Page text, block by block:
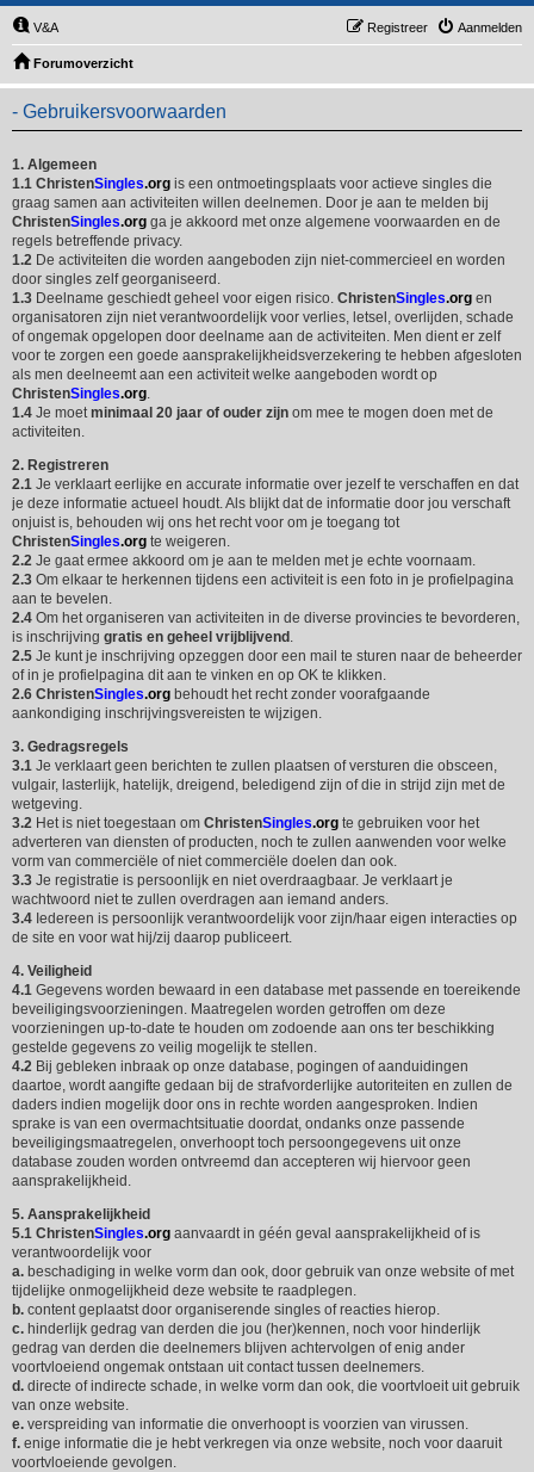
V&A Aanmelden
Registreer
Forumoverzicht
- Gebruikersvoorwaarden
1. Algemeen
1.1 ChristenSingles.org is een ontmoetingsplaats voor actieve singles die
graag samen aan activiteiten willen deelnemen. Door je aan te melden bij
ChristenSingles.org ga je akkoord met onze algemene voorwaarden en de
regels betreffende privacy.
1.2 De activiteiten die worden aangeboden zijn niet-commercieel en worden
door singles zelf georganiseerd.
1.3 Deelname geschiedt geheel voor eigen risico. ChristenSingles.org en
organisatoren zijn niet verantwoordelijk voor verlies, letsel, overlijden, schade
of ongemak opgelopen door deelname aan de activiteiten. Men dient er zelf
voor te zorgen een goede aansprakelijkheidsverzekering te hebben afgesloten
als men deelneemt aan een activiteit welke aangeboden wordt op
ChristenSingles.org.
1.4 Je moetminimaal 20 jaar of ouder zijn om mee te mogen doen met de
activiteiten.
2. Registreren
2.1 Je verklaart eerlijke en accurate informatie over jezelf te verschaffen en dat
je deze informatie actueel houdt. Als blijkt dat de informatie door jou verschaft
onjuist is, behouden wij ons het recht voor om je toegang tot
ChristenSingles.org te weigeren.
2.2 Je gaat ermee akkoord om je aan te melden met je echte voornaam.
2.3 Om elkaar te herkennen tijdens een activiteit is een foto in je profielpagina
aan te bevelen.
2.4 Om het organiseren van activiteiten in de diverse provincies te bevorderen,
is inschrijving gratis en geheel vrijblijvend .
2.5 Je kunt je inschrijving opzeggen door een mail te sturen naar de beheerder
of in je profielpagina dit aan te vinken en op OK te klikken.
2.6 ChristenSingles.org behoudt het recht zonder voorafgaande
aankondiging inschrijvingsvereisten te wijzigen.
3. Gedragsregels
3.1 Je verklaart geen berichten te zullen plaatsen of versturen die obsceen,
vulgair, lasterlijk, hatelijk, dreigend, beledigend zijn of die in strijd zijn met de
wetgeving.
3.2 Het is niet toegestaan om ChristenSingles.org te gebruiken voor het
adverteren van diensten of producten, noch te zullen aanwenden voor welke
vorm van commerciële of niet commerciële doelen dan ook.
3.3 Je registratie is persoonlijk en niet overdraagbaar. Je verklaart je
wachtwoord niet te zullen overdragen aan iemand anders.
3.4 Iedereen is persoonlijk verantwoordelijk voor zijn/haar eigen interacties op
de site en voor wat hij/zij daarop publiceert.
4. Veiligheid
4.1 Gegevens worden bewaard in een database met passende en toereikende
beveiligingsvoorzieningen. Maatregelen worden getroffen om deze
voorzieningen up-to-date te houden om zodoende aan ons ter beschikking
gestelde gegevens zo veilig mogelijk te stellen.
4.2 Bij gebleken inbraak op onze database, pogingen of aanduidingen
daartoe, wordt aangifte gedaan bij de strafvorderlijke autoriteiten en zullen de
daders indien mogelijk door ons in rechte worden aangesproken. Indien
sprake is van een overmachtsituatie doordat, ondanks onze passende
beveiligingsmaatregelen, onverhoopt toch persoongegevens uit onze
database zouden worden ontvreemd dan accepteren wij hiervoor geen
aansprakelijkheid.
5. Aansprakelijkheid
5.1 ChristenSingles.org aanvaardt in géén geval aansprakelijkheid of is
verantwoordelijk voor
a. beschadiging in welke vorm dan ook, door gebruik van onze website of met
tijdelijke onmogelijkheid deze website te raadplegen.
b. content geplaatst door organiserende singles of reacties hierop.
c. hinderlijk gedrag van derden die jou (her)kennen, noch voor hinderlijk
gedrag van derden die deelnemers blijven achtervolgen of enig ander
voortvloeiend ongemak ontstaan uit contact tussen deelnemers.
d. directe of indirecte schade, in welke vorm dan ook, die voortvloeit uit gebruik
van onze website.
e. verspreiding van informatie die onverhoopt is voorzien van virussen.
f. enige informatie die je hebt verkregen via onze website, noch voor daaruit
voortvloeiende gevolgen.